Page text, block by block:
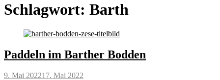
Schlagwort: Barth
Paddeln im Barther Bodden
Posted
9. Mai 202217. Mai 2022